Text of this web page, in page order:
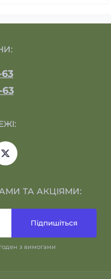
63
ТА АКЦІЯМИ:
Підпишіться
з вимогами